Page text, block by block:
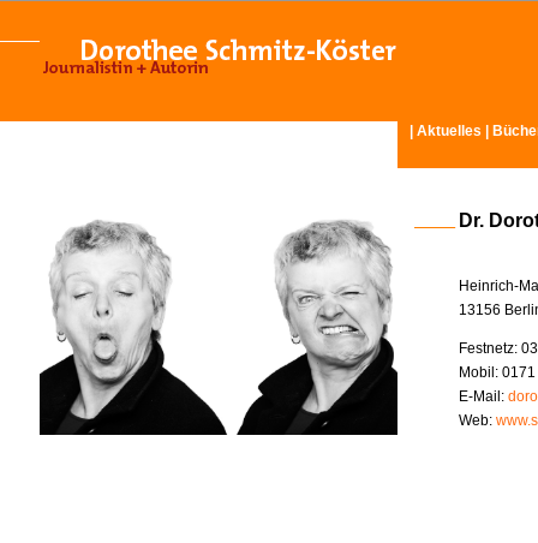
Aktuelles
Dr.
Heinrich-
13156
Festnetz:
Mobil:
E-Mail:
Web: